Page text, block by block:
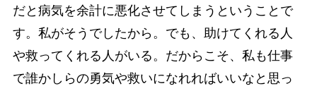
だと病気を余計に悪化させてしまうということで
す。私がそうでしたから。でも、助けてくれる人
や救ってくれる人がいる。だからこそ、私も仕事
で誰かしらの勇気や救いになれればいいなと思っ